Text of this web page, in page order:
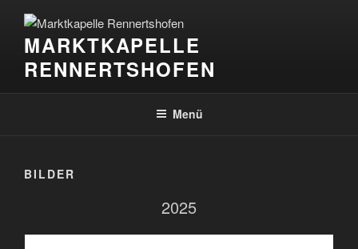
Inhalt
springenMARKTKAPELLE
RENNERTSHOFEN
Menü
BILDER
2025